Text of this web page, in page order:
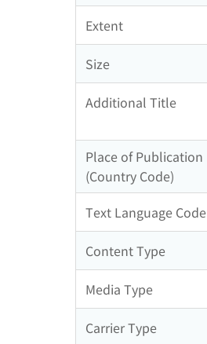
Extent
Size
Additional Title
Place of Publication
(Country Code)
Text Language Code
Content Type
Media Type
Carrier Type